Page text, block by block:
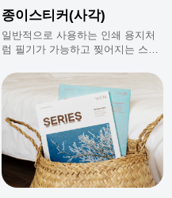
종이스티커(사각)
일반적으로 사용하는 인쇄 용지처
럼 필기가 가능하고 찢어지는 스티